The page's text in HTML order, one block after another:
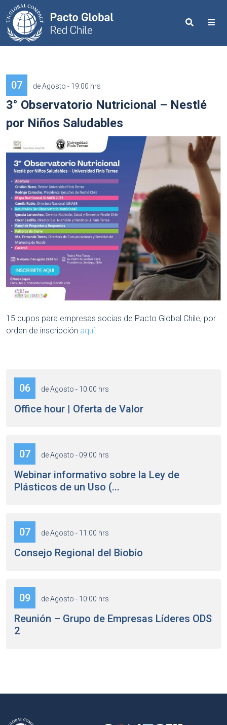
Search
07 de Agosto - 19:00 hrs
3° Observatorio Nutricional – Nestlé
por Niños Saludables
15 cupos para empresas socias de Pacto Global Chile, por
orden de inscripción aquí.
06 de Agosto - 10:00 hrs
Office hour | Oferta de Valor
07 de Agosto - 09:00 hrs
Webinar informativo sobre la Ley de
Plásticos de un Uso (...
07 de Agosto - 11:00 hrs
Consejo Regional del Biobío
09 de Agosto - 10:00 hrs
Reunión – Grupo de Empresas Líderes ODS
2